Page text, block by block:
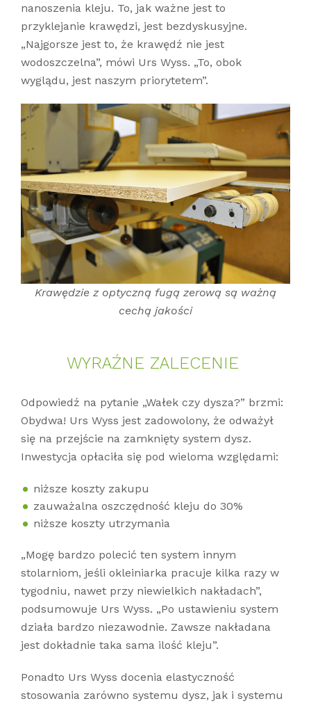
nanoszenia kleju. To, jak ważne jest to
przyklejanie krawędzi, jest bezdyskusyjne.
„Najgorsze jest to, że krawędź nie jest
wodoszczelna”, mówi Urs Wyss. „To, obok
wyglądu, jest naszym priorytetem”.
Krawędzie z optyczną fugą zerową są ważną
cechą jakości
WYRAŹNE ZALECENIE
Odpowiedź na pytanie „Wałek czy dysza?” brzmi:
Obydwa! Urs Wyss jest zadowolony, że odważył
się na przejście na zamknięty system dysz.
Inwestycja opłaciła się pod wieloma względami:
niższe koszty zakupu
zauważalna oszczędność kleju do 30%
niższe koszty utrzymania
„Mogę bardzo polecić ten system innym
stolarniom, jeśli okleiniarka pracuje kilka razy w
tygodniu, nawet przy niewielkich nakładach”,
podsumowuje Urs Wyss. „Po ustawieniu system
działa bardzo niezawodnie. Zawsze nakładana
jest dokładnie taka sama ilość kleju”.
Ponadto Urs Wyss docenia elastyczność
stosowania zarówno systemu dysz, jak i systemu